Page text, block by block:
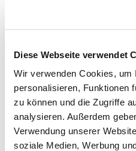
Diese Webseite verwendet
Wir verwenden Cookies, um
personalisieren, Funktionen
zu können und die Zugriffe
analysieren. Außerdem
Verwendung unserer
soziale Medien, Werbung
Embedded Systems Design
Integrated Safety and Security